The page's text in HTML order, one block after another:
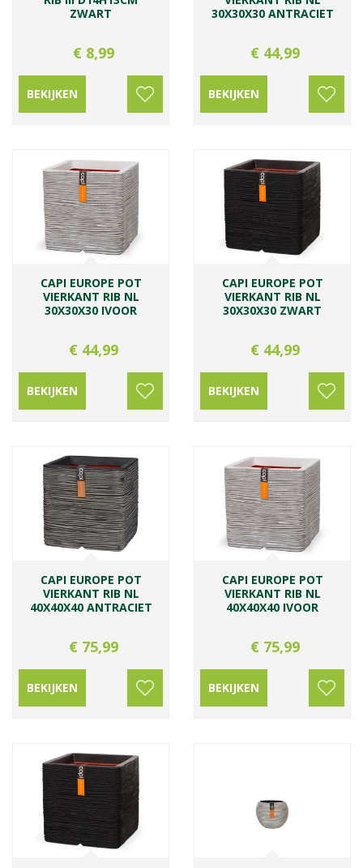
ZWART
€ 8,99
BEKIJKEN
30X30X30 ANTRACIET
€ 44,99
BEKIJKEN
CAPI EUROPE POT
VIERKANT RIB NL
30X30X30 IVOOR
€ 44,99
BEKIJKEN
CAPI EUROPE POT
VIERKANT RIB NL
30X30X30 ZWART
€ 44,99
BEKIJKEN
CAPI EUROPE POT
VIERKANT RIB NL
40X40X40 ANTRACIET
€ 75,99
BEKIJKEN
CAPI EUROPE POT
VIERKANT RIB NL
40X40X40 IVOOR
€ 75,99
BEKIJKEN